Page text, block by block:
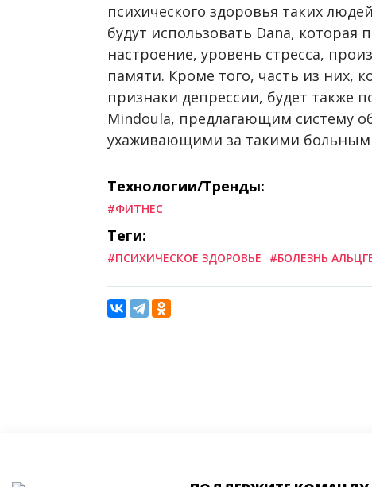
психического здоровья таких
будут использовать Dana, которая
настроение, уровень стресса,
памяти. Кроме того, часть из них,
признаки депрессии, будет также
Mindoula, предлагающим систему
ухаживающими за такими
Технологии/Тренды:
#ФИТНЕС
Теги:
#ПСИХИЧЕСКОЕ ЗДОРОВЬЕ #БОЛЕЗНЬ